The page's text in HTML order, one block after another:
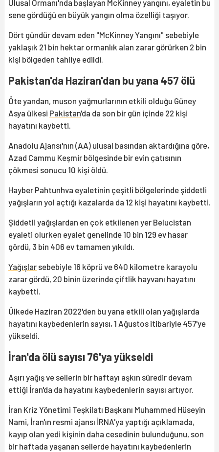
Ulusal Ormanı'nda başlayan McKinney yangını, eyaletin bu
sene gördüğü en büyük yangın olma özelliği taşıyor.
Dört gündür devam eden "McKinney Yangını" sebebiyle
yaklaşık 21 bin hektar ormanlık alan zarar görürken 2 bin
kişi bölgeden tahliye edildi.
Pakistan'da Haziran'dan bu yana 457 ölü
Öte yandan, muson yağmurlarının etkili olduğu Güney
Asya ülkesi Pakistan'da da son bir gün içinde 22 kişi
hayatını kaybetti.
Anadolu Ajansı'nın (AA) ulusal basından aktardığına göre,
Azad Cammu Keşmir bölgesinde bir evin çatısının
çökmesi sonucu 10 kişi öldü.
Hayber Pahtunhva eyaletinin çeşitli bölgelerinde şiddetli
yağışların yol açtığı kazalarda da 12 kişi hayatını kaybetti.
Şiddetli yağışlardan en çok etkilenen yer Belucistan
eyaleti olurken eyalet genelinde 10 bin 129 ev hasar
gördü, 3 bin 406 ev tamamen yıkıldı.
Yağışlar sebebiyle 16 köprü ve 640 kilometre karayolu
zarar gördü, 20 binin üzerinde çiftlik hayvanı hayatını
kaybetti.
Ülkede Haziran 2022'den bu yana etkili olan yağışlarda
hayatını kaybedenlerin sayısı, 1 Ağustos itibariyle 457'ye
yükseldi.
İran'da ölü sayısı 76'ya yükseldi
Aşırı yağış ve sellerin bir haftayı aşkın süredir devam
ettiği İran'da da hayatını kaybedenlerin sayısı artıyor.
İran Kriz Yönetimi Teşkilatı Başkanı Muhammed Hüseyin
Nami, İran'ın resmi ajansı İRNA'ya yaptığı açıklamada,
kayıp olan yedi kişinin daha cesedinin bulunduğunu, son
bir haftada yaşanan sellerde hayatını kaybedenlerin